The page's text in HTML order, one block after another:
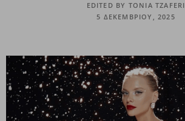
EDITED BY TONIA TZAFERI
5 ΔΕΚΕΜΒΡΊΟΥ, 2025